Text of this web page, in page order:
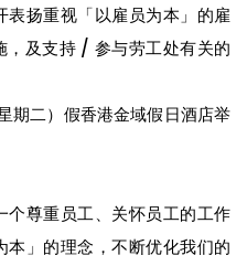
扬重视「以雇员为本」的雇
，及支持 / 参与劳工处有关的
二）假香港金域假日酒店举
个尊重员工、关怀员工的工作
」的理念，不断优化我们的